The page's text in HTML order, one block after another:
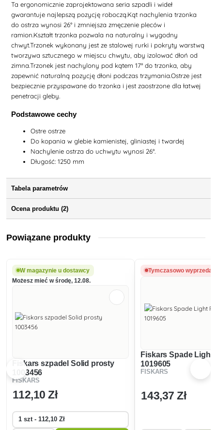
Ta ergonomicznie zaprojektowana seria szpadli i wideł
gwarantuje najlepszą pozycję roboczą.Kąt nachylenia trzonka
do ostrza wynosi 26° i zmniejsza zmęczenie pleców i
ramion.Kształt trzonka pozwala na naturalny i wygodny
chwyt.Trzonek wykonany jest ze stalowej rurki i pokryty warstwą
tworzywa sztucznego w miejscu chwytu, aby izolować dłoń od
zimna.Trzonek jest nachylony pod kątem 17° do trzonka, aby
zapewnić naturalną pozycję dłoni podczas trzymania.Ostrze jest
bezpiecznie przyspawane do trzonka i jest zaostrzone dla łatwej
penetracji gleby.
Podstawowe cechy
Ostre ostrze
Do kopania w glebie kamienistej, gliniastej i twardej
Nachylenie ostrza do uchwytu wynosi 26°.
Długość: 1250 mm
Tabela parametrów
Ocena produktu (2)
Powiązane produkty
W magazynie u dostawcy
Możesz mieć w środę, 12.08.
Fiskars szpadel Solid prosty
1003456
FISKARS
112,10 Zł
Tymczasowo
Fiskars Spade Light
1019605
FISKARS
143,37 Zł